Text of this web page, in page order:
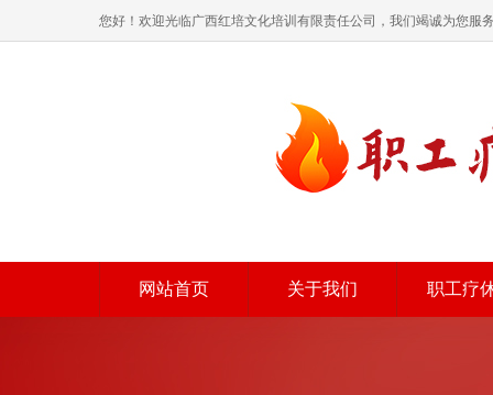
您好！欢迎光临广西红培文化培训有限责任公司，我们竭诚为您服
网站首页 关于我们 职工疗